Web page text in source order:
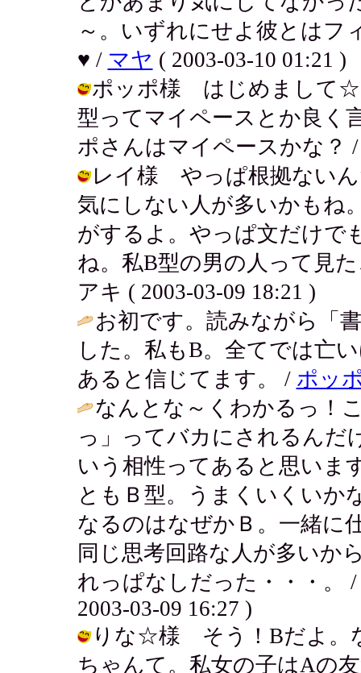
～。いずれにせよ彼とはフ
♥ / マヤ ( 2003-03-10 01:21 )
ポッポ様 はじめまして☆
型ってマイペースとか良く
ポさんはマイペースかな？ /
レイ様 やっぱ根拠ないん
気にしない人が多いかもね
がするよ。やっぱ文だけで
ね。私B型の男の人って見
アキ ( 2003-03-09 18:21 )
お初です。読みながら「
した。私もB。全てでは亡
あると信じてます。 / ポッ
なんとな～くわかるっ！
っ」ってバカにされるんだ
いう相性ってあると思いま
ともＢ型。うまくいくいか
なるのはなぜかＢ。一緒に
同じ思考回路な人が多いか
れっぱなしだった・・・。
2003-03-09 16:27 )
りな☆様 そう！Bだよ。
ちゃんて。私女の子はAの